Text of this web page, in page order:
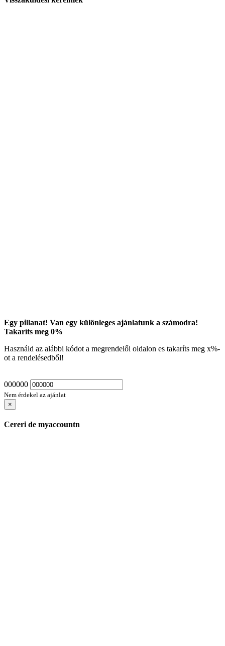
Egy pillanat! Van egy különleges ajánlatunk a számodra!
Takaríts meg 0%
Használd az alábbi kódot a megrendelői oldalon es takaríts meg x%-
ot a rendelésedből!
000000
Nem érdekel az ajánlat
×
Cereri de myaccountn